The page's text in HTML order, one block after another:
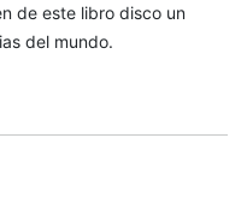
de este libro disco un
del mundo.